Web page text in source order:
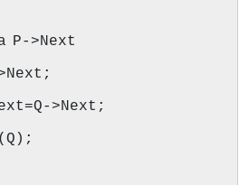
P->Next
>Next;